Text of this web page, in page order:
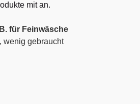
mit an.
für Feinwäsche
wenig gebraucht